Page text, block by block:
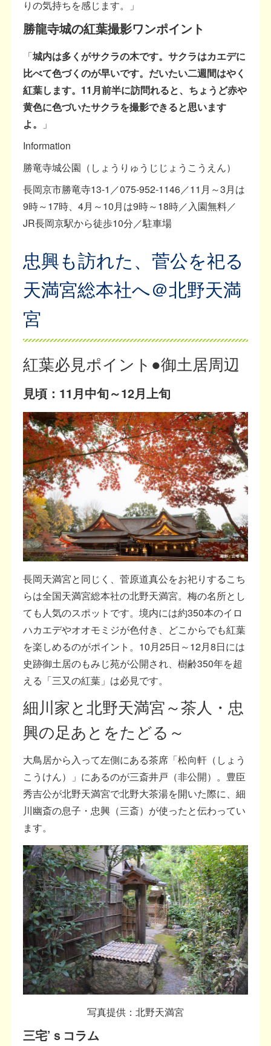
りの気持ちを感じます。」
勝龍寺城の紅葉撮影ワンポイント
「城内は多くがサクラの木です。サクラはカエデに
比べて色づくのが早いです。だいたい二週間はやく
紅葉します。11月前半に訪問れると、ちょうど赤や
黄色に色づいたサクラを撮影できると思います
よ。
」
Information
勝竜寺城公園（しょうりゅうじじょうこうえん）
長岡京市勝竜寺13-1／075-952-1146／11月～3月は
9時～17時、4月～10月は9時～18時／入園無料／
JR長岡京駅から徒歩10分／駐車場
忠興も訪れた、菅公を祀る
天満宮総本社へ＠北野天満
宮
紅葉必見ポイント●御土居周辺
見頃：11月中旬～12月上旬
長岡天満宮と同じく、菅原道真公をお祀りするこち
らは全国天満宮総本社の北野天満宮。梅の名所とし
ても人気のスポットです。境内には約350本のイロ
ハカエデやオオモミジが色付き、どこからでも紅葉
を楽しめるのがポイント。10月25日～12月8日には
史跡御土居のもみじ苑が公開され、樹齢350年を超
える「三又の紅葉」は必見です。
細川家と北野天満宮～茶人・忠
興の足あとをたどる～
大鳥居から入って左側にある茶席「松向軒（しょう
こうけん）」にあるのが三斎井戸（非公開）。豊臣
秀吉公が北野天満宮で北野大茶湯を開いた際に、細
川幽斎の息子・忠興（三斎）が使ったと伝わってい
ます。
写真提供：北野天満宮
三宅’ｓコラム